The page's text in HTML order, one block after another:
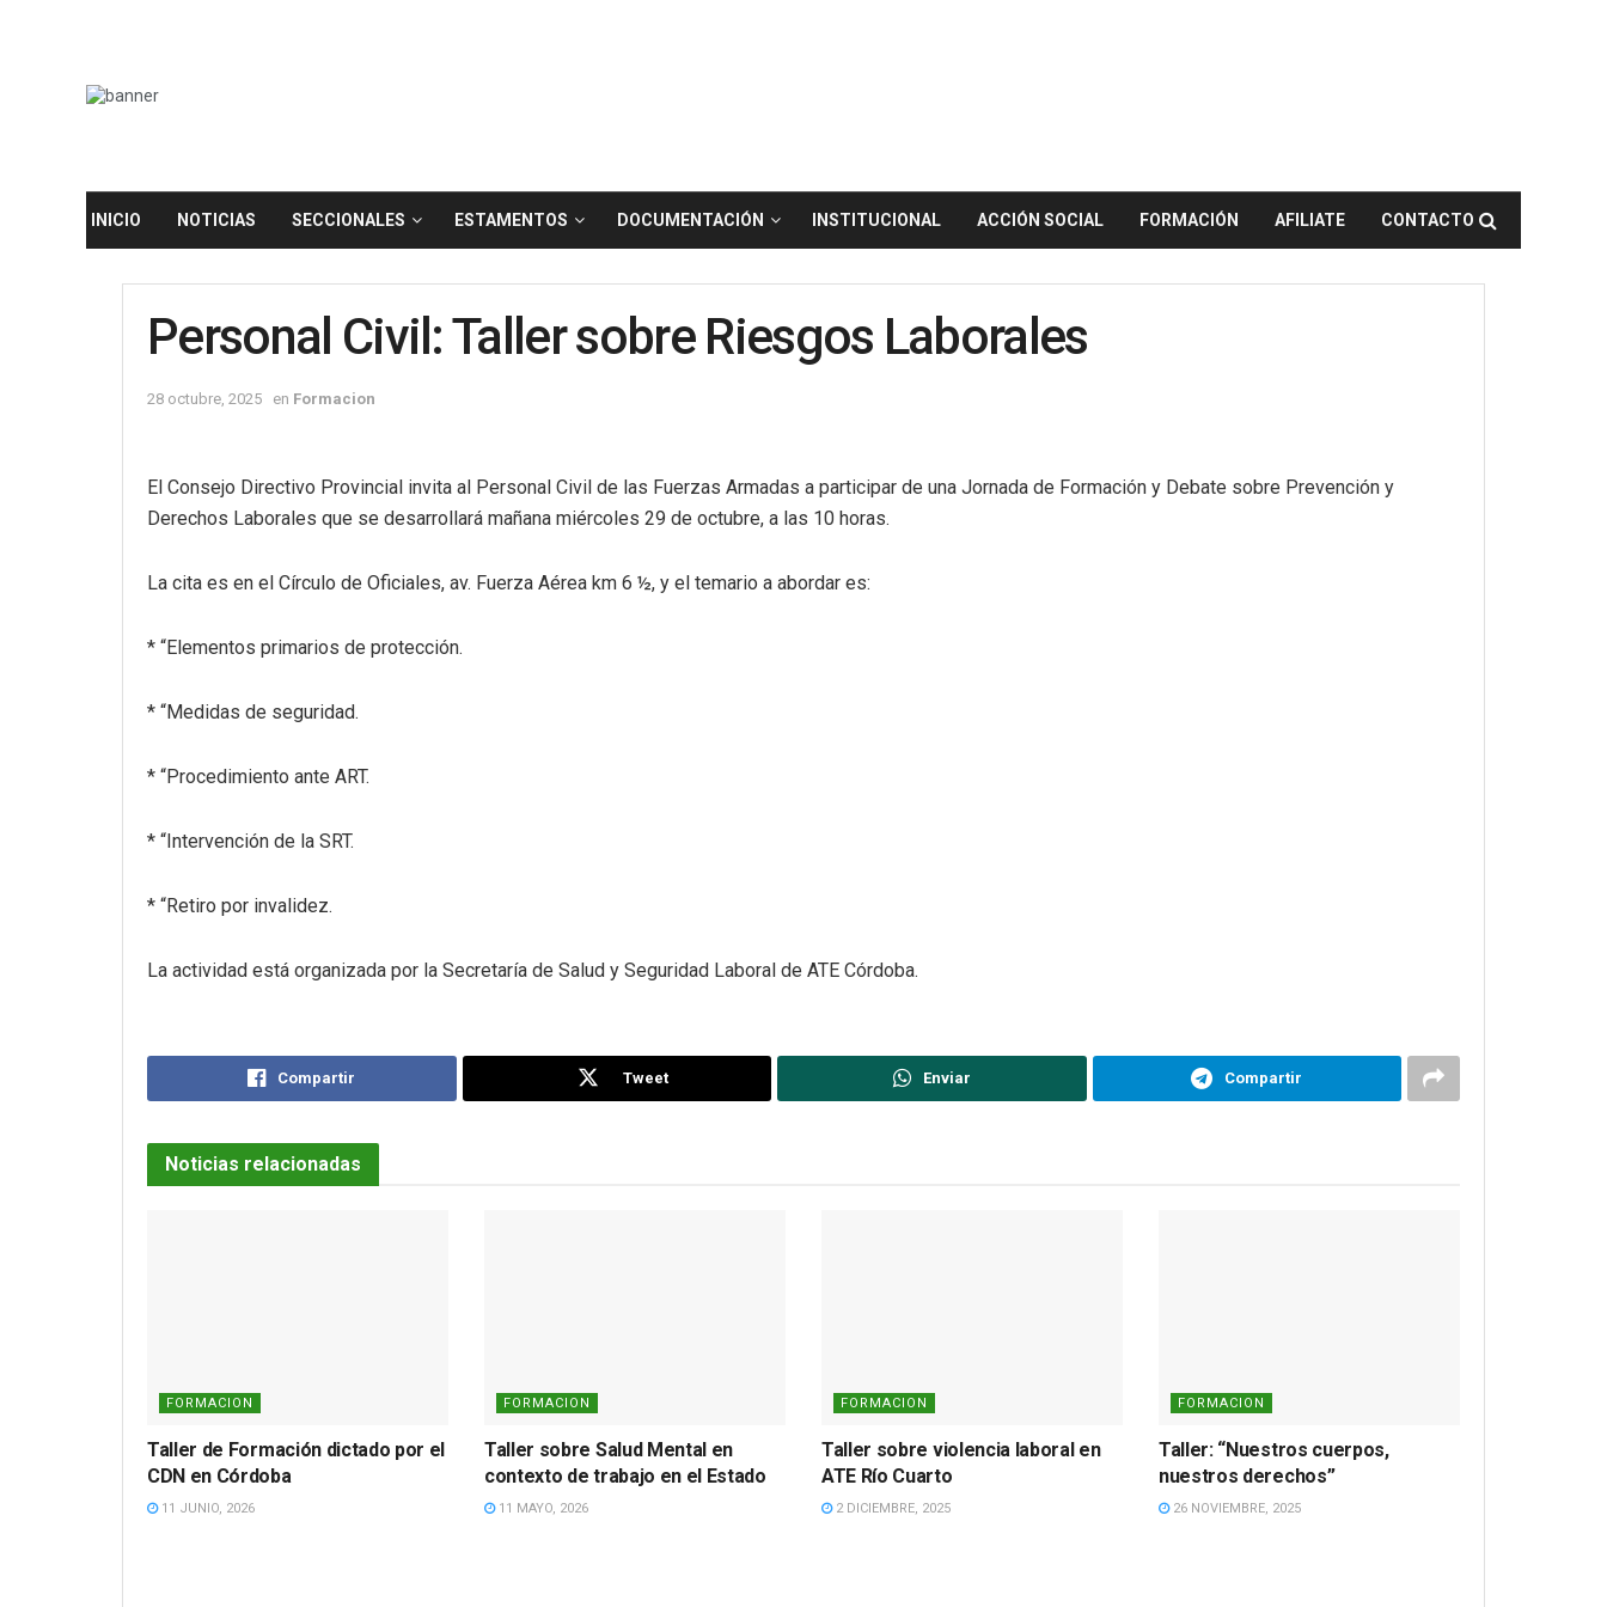
INICIO NOTICIAS SECCIONALES ESTAMENTOS DOCUMENTACIÓN INSTITUCIONAL ACCIÓN SOCIAL FORMACIÓN AFILIATE CONTACTO
Personal Civil: Taller sobre Riesgos Laborales
28 octubre, 2025 en Formacion
El Consejo Directivo Provincial invita al Personal Civil de las Fuerzas Armadas a participar de una Jornada de Formación y Debate sobre Prevención y
Derechos Laborales que se desarrollará mañana miércoles 29 de octubre, a las 10 horas.
La cita es en el Círculo de Oficiales, av. Fuerza Aérea km 6 ½, y el temario a abordar es:
* “Elementos primarios de protección.
* “Medidas de seguridad.
* “Procedimiento ante ART.
* “Intervención de la SRT.
* “Retiro por invalidez.
La actividad está organizada por la Secretaría de Salud y Seguridad Laboral de ATE Córdoba.
Compartir Tweet Enviar Compartir
Noticias relacionadas
FORMACION
Taller de Formación dictado por el
CDN en Córdoba
11 JUNIO, 2026
FORMACION
Taller sobre Salud Mental en
contexto de trabajo en el Estado
11 MAYO, 2026
FORMACION
Taller sobre violencia laboral en
ATE Río Cuarto
2 DICIEMBRE, 2025
FORMACION
Taller: “Nuestros cuerpos,
nuestros derechos”
26 NOVIEMBRE, 2025